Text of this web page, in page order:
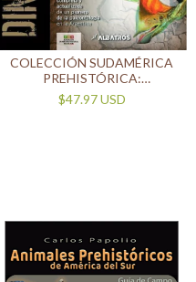
COLECCIÓN SUDAMÉRICA
PREHISTÓRICA:
DINOSAURIOS
$47.97 USD